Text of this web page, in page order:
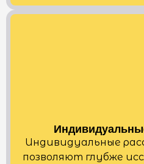
Индивидуальные
позволяют глубже